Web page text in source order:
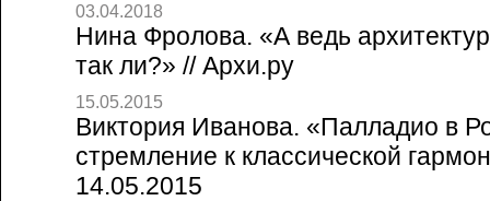
03.04.2018
Нина Фролова. «А ведь
так ли?» // Архи.ру
15.05.2015
Виктория Иванова. «Палладио в
стремление к классической
14.05.2015